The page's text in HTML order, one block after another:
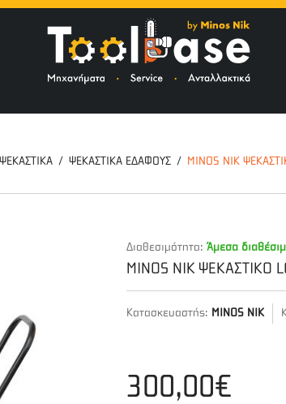
ΨΕΚΑΣΤΙΚΑ ΨΕΚΑΣΤΙΚΑ ΕΔΑΦΟΥΣ MINOS NIK
Διαθεσιμότητα: Άμεσα
MINOS NIK ΨΕΚΑΣΤΙΚΟ
Κατασκευαστής: MINOS NIK
300,00€